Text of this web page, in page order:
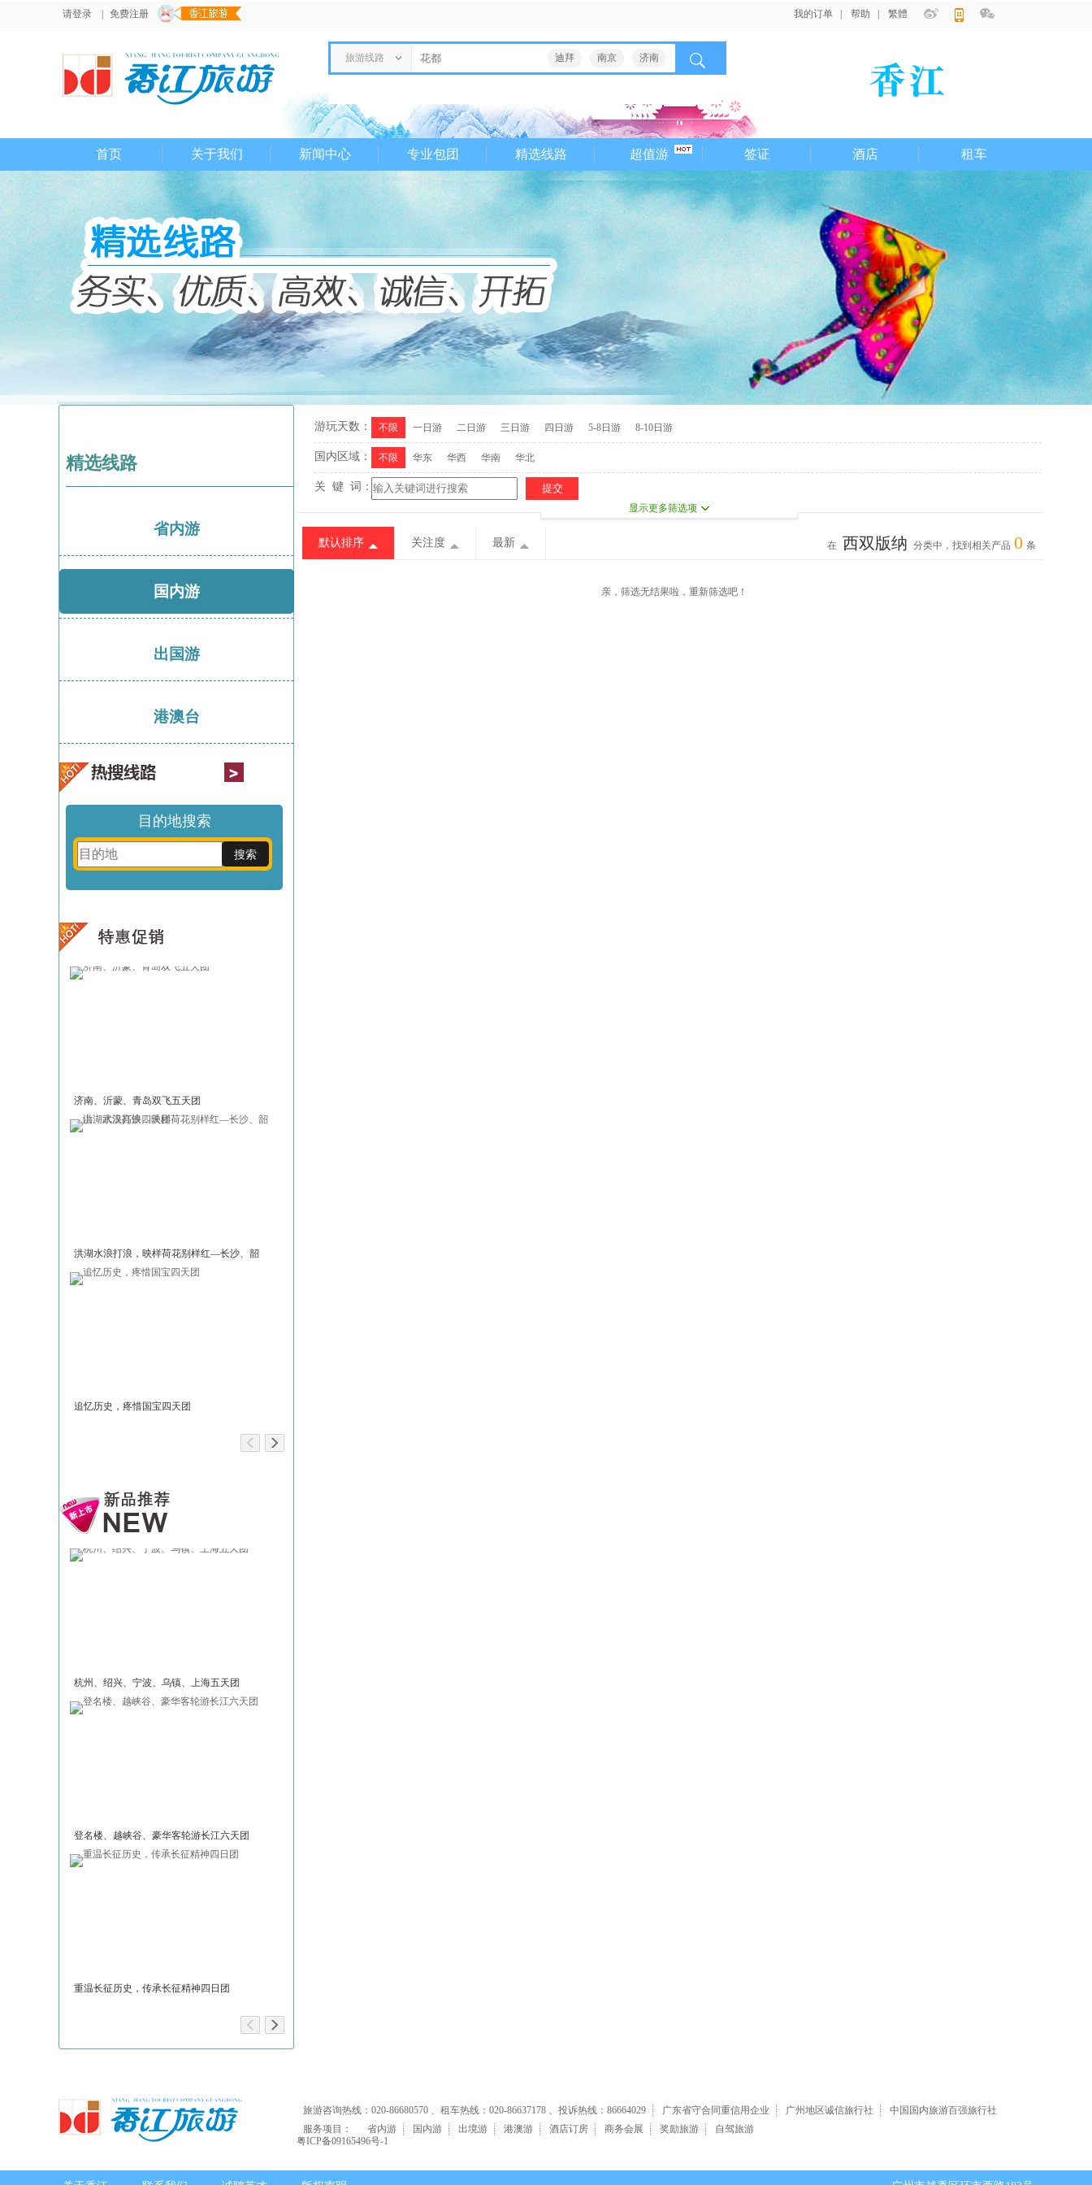
请登录 免费注册 我的订单 帮助 繁體
旅游线路 迪拜 南京 济南
首页 关于我们 新闻中心 专业包团 精选线路 超值游 签证 酒店 租车
精选线路
省内游
国内游
出国游
港澳台
目的地搜索
济南、沂蒙、青岛双飞五天团
洪湖水浪打浪，映样荷花别样红—长沙、韶
山、武汉高铁四天团
追忆历史，疼惜国宝四天团
杭州、绍兴、宁波、乌镇、上海五天团
登名楼、越峡谷、豪华客轮游长江六天团
重温长征历史，传承长征精神四日团
游玩天数： 不限 一日游 二日游 三日游 四日游 5-8日游 8-10日游
国内区域： 不限 华东 华西 华南 华北
关 键 词：
显示更多筛选项
默认排序 关注度 最新 在 西双版纳 分类中，找到相关产品 0 条
亲，筛选无结果啦，重新筛选吧！
旅游咨询热线：020-86680570 、租车热线：020-86637178 、投诉热线：86664029 广东省守合同重信用企业 广州地区诚信旅行社
中国国内旅游百强旅行社
服务项目：
省内游 国内游 出境游 港澳游 酒店订房 商务会展 奖励旅游
自驾旅游
粤ICP备09165496号-1